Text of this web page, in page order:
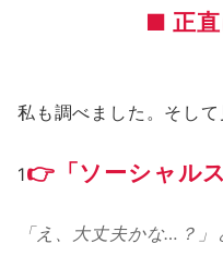
■ 正
私も調べました。そして
1👉「ソーシャル
「え、大丈夫かな…？